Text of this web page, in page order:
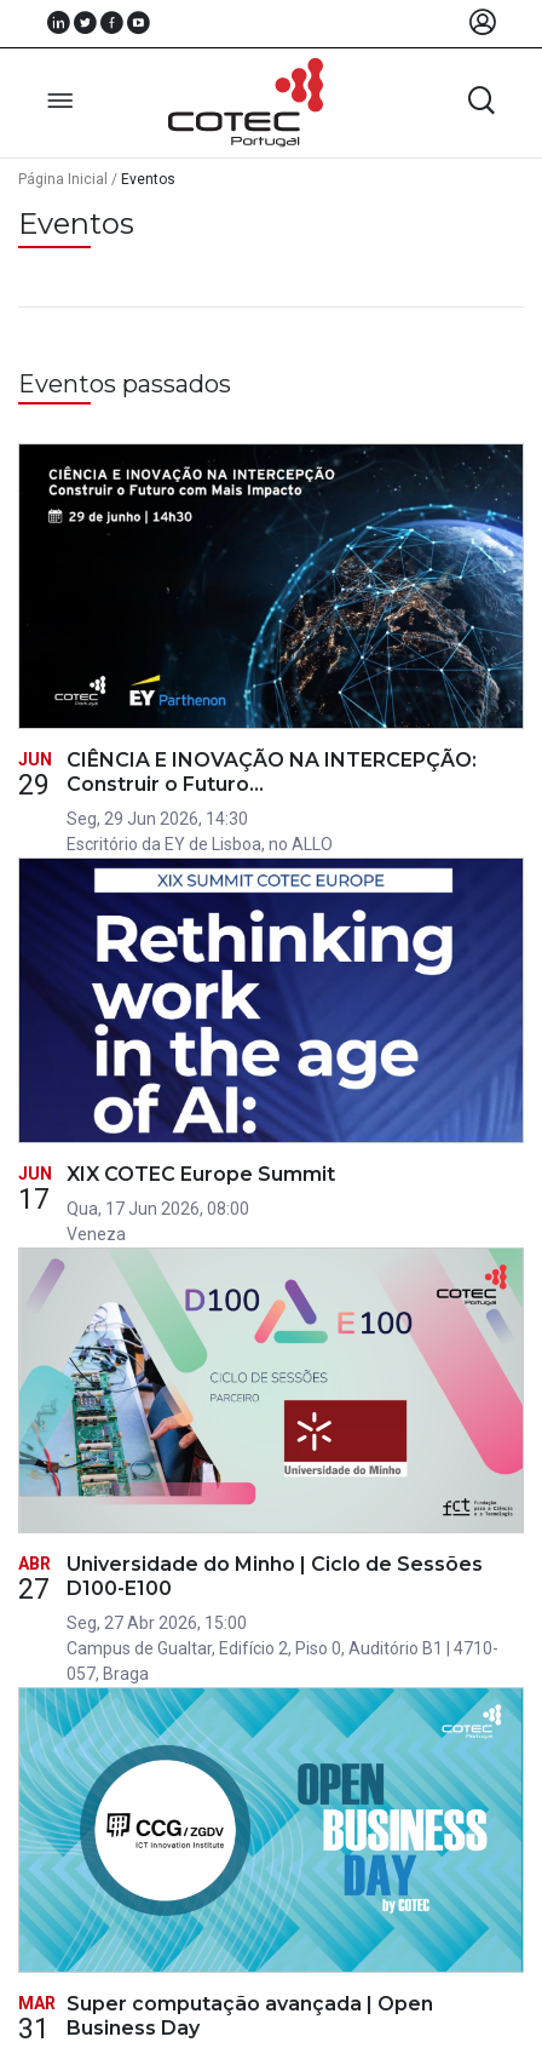
Sobre
Recursos
Eventos
Projectos
Página Inicial / Eventos
Eventos
Eventos passados
JUN
29
CIÊNCIA E INOVAÇÃO NA INTERCEPÇÃO:
Construir o Futuro…
Seg, 29 Jun 2026, 14:30
Escritório da EY de Lisboa, no ALLO
JUN
17
XIX COTEC Europe Summit
Qua, 17 Jun 2026, 08:00
Veneza
ABR
27
Universidade do Minho | Ciclo de Sessões
D100-E100
Seg, 27 Abr 2026, 15:00
Campus de Gualtar, Edifício 2, Piso 0, Auditório B1 | 4710-
057, Braga
MAR
31
Super computação avançada | Open
Business Day